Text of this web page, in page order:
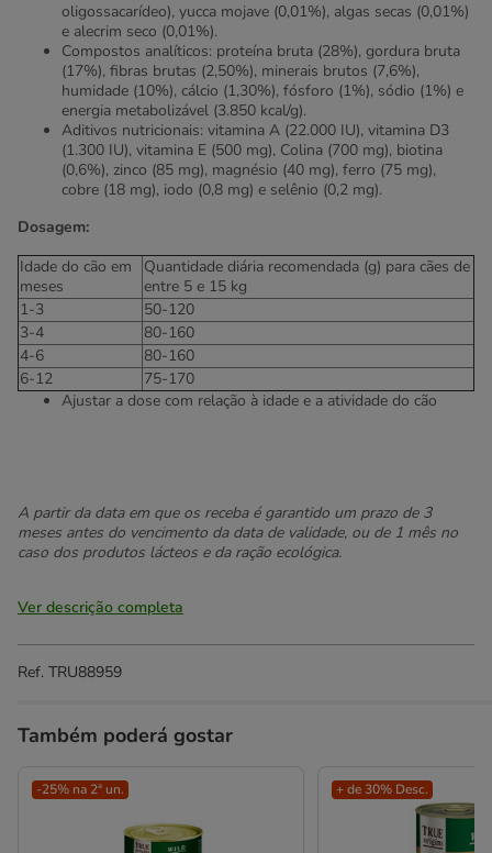
oligossacarídeo), yucca mojave (0,01%), algas secas (0,01%)
e alecrim seco (0,01%).
Compostos analíticos: proteína bruta (28%), gordura bruta
(17%), fibras brutas (2,50%), minerais brutos (7,6%),
humidade (10%), cálcio (1,30%), fósforo (1%), sódio (1%) e
energia metabolizável (3.850 kcal/g).
Aditivos nutricionais: vitamina A (22.000 IU), vitamina D3
(1.300 IU), vitamina E (500 mg), Colina (700 mg), biotina
(0,6%), zinco (85 mg), magnésio (40 mg), ferro (75 mg),
cobre (18 mg), iodo (0,8 mg) e selênio (0,2 mg).
Dosagem:
Idade do cão em
meses
Quantidade diária recomendada (g) para cães de
entre 5 e 15 kg
1-3
50-120
3-4
80-160
4-6
80-160
6-12
75-170
Ajustar a dose com relação à idade e a atividade do cão
A partir da data em que os receba é garantido um prazo de 3
meses antes do vencimento da data de validade, ou de 1 mês no
caso dos produtos lácteos e da ração ecológica.
Ver descrição completa
Ref. TRU88959
Também poderá gostar
-25% na 2ª un. + de 30% Desc.